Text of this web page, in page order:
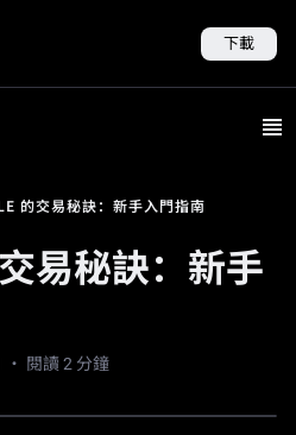
下載
的交易秘訣：新手入門指南
易秘訣：新手
· 閱讀 2 分鐘